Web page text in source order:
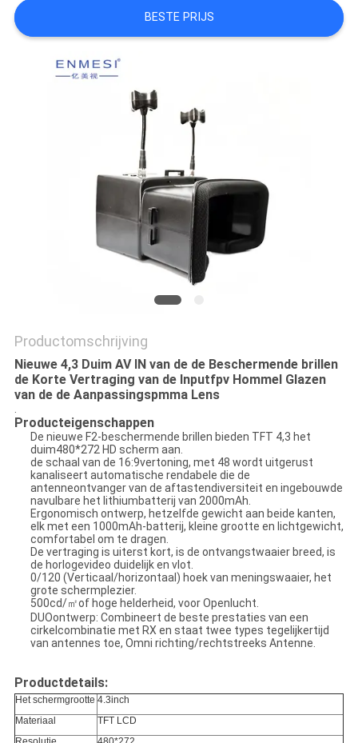
PRIVACYBELEIDBESTE PRIJS
Productomschrijving
Nieuwe 4,3 Duim AV IN van de de Beschermende brillen
de Korte Vertraging van de Inputfpv Hommel Glazen
van de de Aanpassingspmma Lens
.
Producteigenschappen
De nieuwe F2-beschermende brillen bieden TFT 4,3 het
duim480*272 HD scherm aan.
de schaal van de 16:9vertoning, met 48 wordt uitgerust
kanaliseert automatische rendabele die de
antenneontvanger van de aftastendiversiteit en ingebouwde
navulbare het lithiumbatterij van 2000mAh.
Ergonomisch ontwerp, hetzelfde gewicht aan beide kanten,
elk met een 1000mAh-batterij, kleine grootte en lichtgewicht,
comfortabel om te dragen.
De vertraging is uiterst kort, is de ontvangstwaaier breed, is
de horlogevideo duidelijk en vlot.
0/120 (Verticaal/horizontaal) hoek van meningswaaier, het
grote schermplezier.
500cd/㎡of hoge helderheid, voor Openlucht.
DUOontwerp: Combineert de beste prestaties van een
cirkelcombinatie met RX en staat twee types tegelijkertijd
van antennes toe, Omni richting/rechtstreeks Antenne.
Productdetails:
Het schermgrootte 4.3inch
Materiaal
TFT LCD